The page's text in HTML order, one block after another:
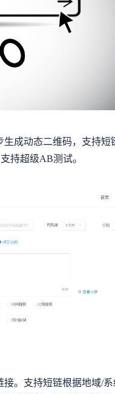
成动态二维码，支持短
持超级AB测试。
。支持短链根据地域/